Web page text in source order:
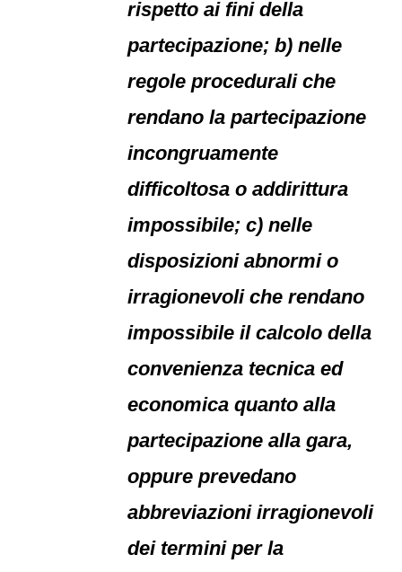
rispetto ai fini della
partecipazione; b) nelle
regole procedurali che
rendano la partecipazione
incongruamente
difficoltosa o addirittura
impossibile; c) nelle
disposizioni abnormi o
irragionevoli che rendano
impossibile il calcolo della
convenienza tecnica ed
economica quanto alla
partecipazione alla gara,
oppure prevedano
abbreviazioni irragionevoli
dei termini per la